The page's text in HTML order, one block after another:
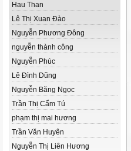
Hau Than
Lê Thị Xuan Đào
Nguyễn Phương Đông
nguyễn thành công
Nguyễn Phúc
Lê Đình Dũng
Nguyễn Băng Ngọc
Trần Thị Cẩm Tú
phạm thị mai hương
Trần Văn Huyên
Nguyễn Thị Liên Hương